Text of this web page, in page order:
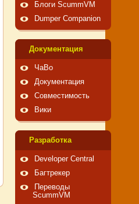
Блоги ScummVM
Dumper Companion
Документация
ЧаВо
Документация
Совместимость
Вики
Pазработка
Developer Central
Багтрекер
Переводы
ScummVM